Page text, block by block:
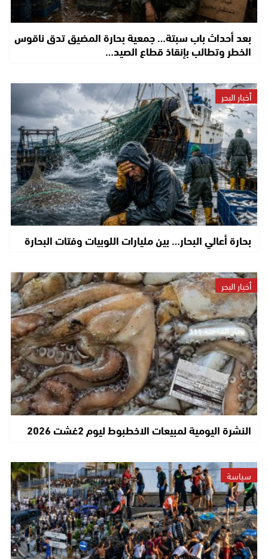
بعد أحداث باب سبتة… جمعية بحارة المضيق تدق ناقوس
الخطر وتطالب بإنقاذ قطاع الصيد…
أخبار البحر
بحارة أعالي البحار… بين مليارات اللوبيات وفتات البحارة
أخبار البحر
النشرة اليومية لمبيعات الاخطبوط ليوم 2غشت 2026
سياسة